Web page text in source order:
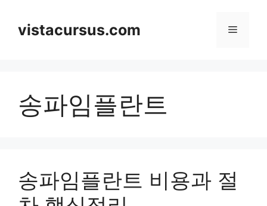
contentvistacursus.com Menu
송파임플란트
송파임플란트 비용과 절